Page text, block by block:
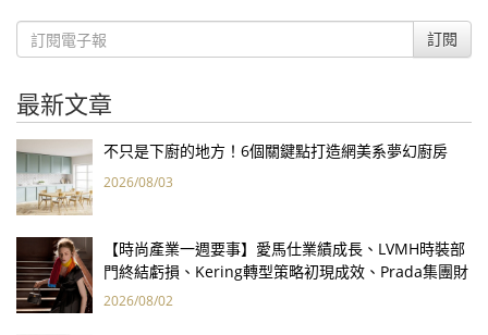
訂閱
最新文章
不只是下廚的地方！6個關鍵點打造網美系夢幻廚房
2026/08/03
【時尚產業一週要事】愛馬仕業績成長、LVMH時裝部
門終結虧損、Kering轉型策略初現成效、Prada集團財
報亮眼
2026/08/02